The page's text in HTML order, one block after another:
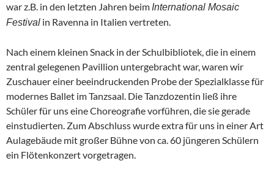
war z.B. in den letzten Jahren beim International Mosaic
Festival in Ravenna in Italien vertreten.
Nach einem kleinen Snack in der Schulbibliotek, die in einem
zentral gelegenen Pavillion untergebracht war, waren wir
Zuschauer einer beeindruckenden Probe der Spezialklasse für
modernes Ballet im Tanzsaal. Die Tanzdozentin ließ ihre
Schüler für uns eine Choreografie vorführen, die sie gerade
einstudierten. Zum Abschluss wurde extra für uns in einer Art
Aulagebäude mit großer Bühne von ca. 60 jüngeren Schülern
ein Flötenkonzert vorgetragen.